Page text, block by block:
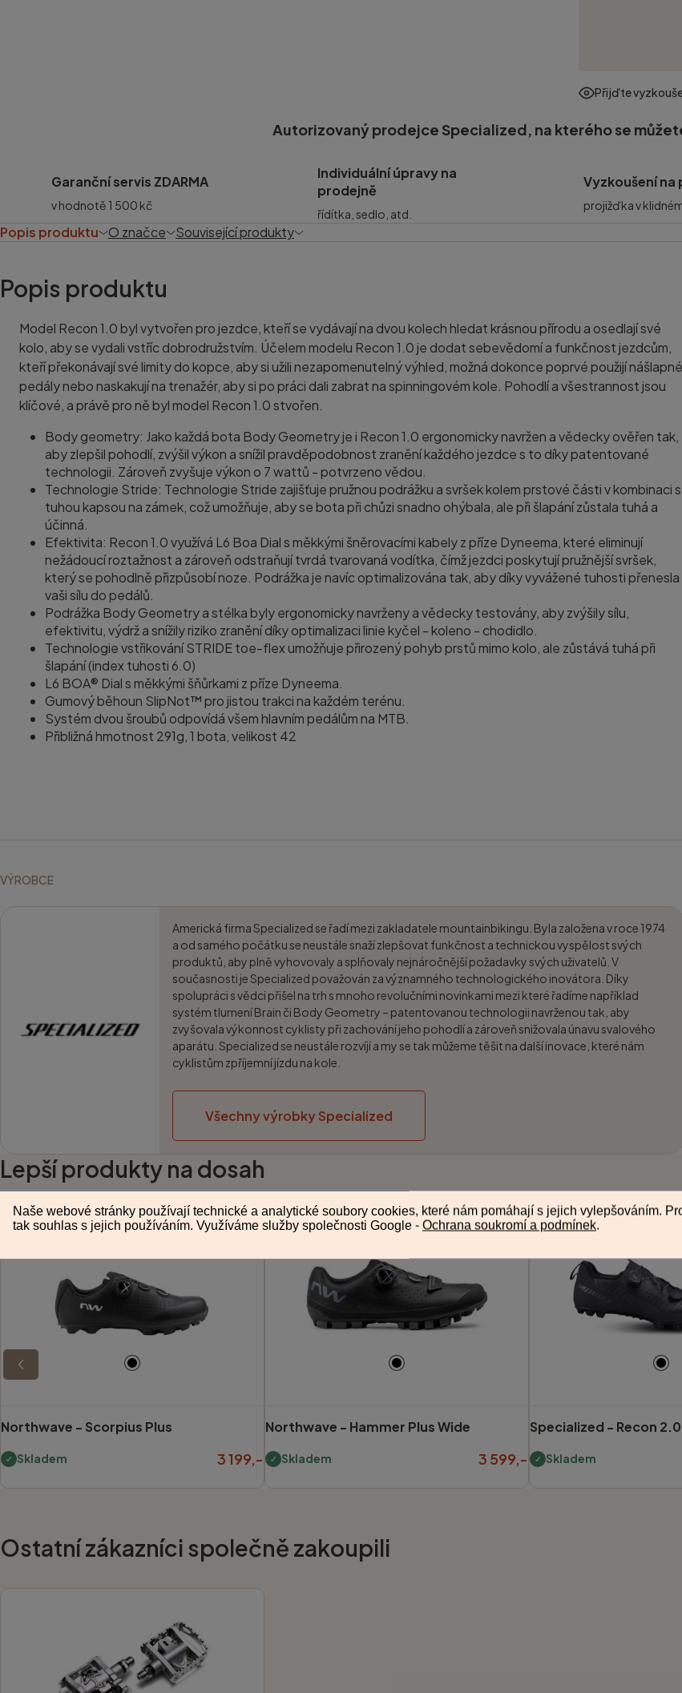
Přijďte
Autorizovaný prodejce Specialized, na kterého se
Garanční servis ZDARMA
v hodnotě 1 500 kč
Individuální úpravy na
prodejně
řídítka, sedlo, atd.
Vyzkoušení na
projižďka v
Popis produktu O značce Související produkty
Popis produktu
Model Recon 1.0 byl vytvořen pro jezdce, kteří se vydávají na dvou kolech hledat krásnou přírodu a osedlají své
kolo, aby se vydali vstříc dobrodružstvím. Účelem modelu Recon 1.0 je dodat sebevědomí a funkčnost jezdcům,
kteří překonávají své limity do kopce, aby si užili nezapomenutelný výhled, možná dokonce poprvé použijí nášlapné
pedály nebo naskakují na trenažér, aby si po práci dali zabrat na spinningovém kole. Pohodlí a všestrannost jsou
klíčové, a právě pro ně byl model Recon 1.0 stvořen.
Body geometry: Jako každá bota Body Geometry je i Recon 1.0 ergonomicky navržen a vědecky ověřen tak,
aby zlepšil pohodlí, zvýšil výkon a snížil pravděpodobnost zranění každého jezdce s to díky patentované
technologii. Zároveň zvyšuje výkon o 7 wattů - potvrzeno vědou.
Technologie Stride: Technologie Stride zajišťuje pružnou podrážku a svršek kolem prstové části v kombinaci s
tuhou kapsou na zámek, což umožňuje, aby se bota při chůzi snadno ohýbala, ale při šlapání zůstala tuhá a
účinná.
Efektivita: Recon 1.0 využívá L6 Boa Dial s měkkými šněrovacími kabely z příze Dyneema, které eliminují
nežádoucí roztažnost a zároveň odstraňují tvrdá tvarovaná vodítka, čímž jezdci poskytují pružnější svršek,
který se pohodlně přizpůsobí noze. Podrážka je navíc optimalizována tak, aby díky vyvážené tuhosti přenesla
vaši sílu do pedálů.
Podrážka Body Geometry a stélka byly ergonomicky navrženy a vědecky testovány, aby zvýšily sílu,
efektivitu, výdrž a snížily riziko zranění díky optimalizaci linie kyčel - koleno - chodidlo.
Technologie vstřikování STRIDE toe-flex umožňuje přirozený pohyb prstů mimo kolo, ale zůstává tuhá při
šlapání (index tuhosti 6.0)
L6 BOA® Dial s měkkými šňůrkami z příze Dyneema.
Gumový běhoun SlipNot™ pro jistou trakci na každém terénu.
Systém dvou šroubů odpovídá všem hlavním pedálům na MTB.
Přibližná hmotnost 291g, 1 bota, velikost 42
VÝROBCE
Americká firma Specialized se řadí mezi zakladatele mountainbikingu. Byla založena v roce 1974
a od samého počátku se neustále snaží zlepšovat funkčnost a technickou vyspělost svých
produktů, aby plně vyhovovaly a splňovaly nejnáročnější požadavky svých uživatelů. V
současnosti je Specialized považován za významného technologického inovátora. Díky
spolupráci s vědci přišel na trh s mnoho revolučními novinkami mezi které řadíme například
systém tlumení Brain či Body Geometry – patentovanou technologii navrženou tak, aby
zvyšovala výkonnost cyklisty při zachování jeho pohodlí a zároveň snižovala únavu svalového
aparátu. Specialized se neustále rozvíjí a my se tak můžeme těšit na další inovace, které nám
cyklistům zpříjemní jízdu na kole.
Všechny výrobky Specialized
Lepší produkty na dosah
Northwave - Scorpius Plus
Skladem 3 199,-
Northwave - Hammer Plus Wide
Skladem 3 599,-
Specialized - Recon
Skladem
Ostatní zákazníci společně zakoupili